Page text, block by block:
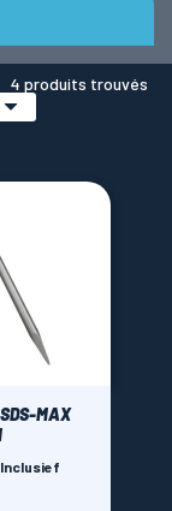
4 produits trouvés
MAX
Inclusief